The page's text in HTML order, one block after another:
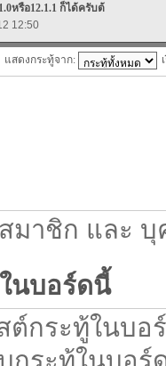
หรือ12.1.1 ก็ได้ครับต้
12:50
แสดงกระทู้จาก:
มาชิก และ
นบอร์ดนี้
ต์กระทู้ในบอ